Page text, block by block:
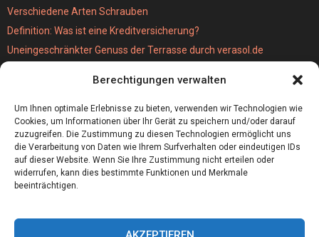
Berechtigungen verwalten
Um Ihnen optimale Erlebnisse zu bieten, verwenden wir Technologien wie
Cookies, um Informationen über Ihr Gerät zu speichern und/oder darauf
zuzugreifen. Die Zustimmung zu diesen Technologien ermöglicht uns
die Verarbeitung von Daten wie Ihrem Surfverhalten oder eindeutigen IDs
auf dieser Website. Wenn Sie Ihre Zustimmung nicht erteilen oder
widerrufen, kann dies bestimmte Funktionen und Merkmale
beeinträchtigen.
Verschiedene Arten Schrauben
Definition: Was ist eine Kreditversicherung?
Uneingeschränkter Genuss der Terrasse durch verasol.de
Wie schwer ist eigentlich eine MPU?
Hochzeitslocation München